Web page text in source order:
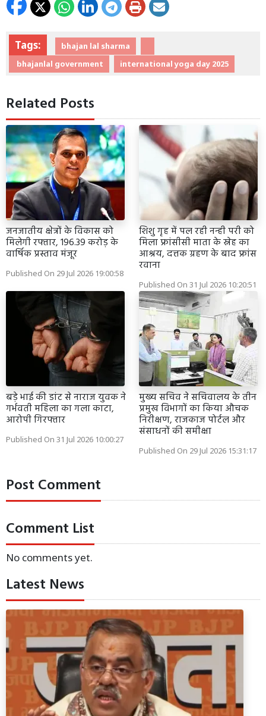
Tags:
bhajan lal sharma
bhajanlal government
international yoga day 2025
Related Posts
जनजातीय क्षेत्रों के विकास को
मिलेगी रफ्तार, 196.39 करोड़ के
वार्षिक प्रस्ताव मंजूर
Published On 29 Jul 2026 19:00:58
शिशु गृह में पल रही नन्ही परी को
मिला फ्रांसीसी माता के स्नेह का
आश्रय, दत्तक ग्रहण के बाद फ्रांस
रवाना
Published On 31 Jul 2026 10:20:51
बड़े भाई की डांट से नाराज युवक ने
गर्भवती महिला का गला काटा,
आरोपी गिरफ्तार
Published On 31 Jul 2026 10:00:27
मुख्य सचिव ने सचिवालय के तीन
प्रमुख विभागों का किया औचक
निरीक्षण, राजकाज पोर्टल और
संसाधनों की समीक्षा
Published On 29 Jul 2026 15:31:17
Post Comment
Comment List
No comments yet.
Latest News